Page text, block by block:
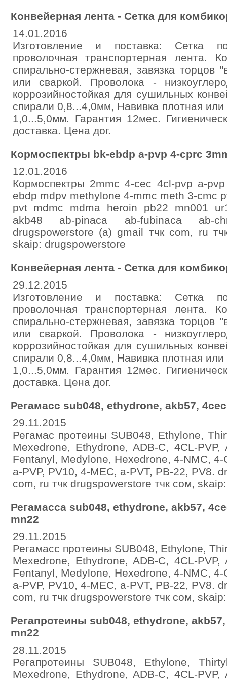
Конвейерная лента - Сетка для
14.01.2016
Изготовление и поставка: Сетка
проволочная транспортерная лента.
спирально-стержневая, завязка торцов
или сваркой. Проволока -
коррозийностойкая для сушильных
спирали 0,8...4,0мм, Навивка плотная
1,0...5,0мм. Гарантия 12мес.
доставка. Цена дог.
Кормоспектры bk-ebdp a-pvp 4-cprc
12.01.2016
Кормоспектры 2mmc 4-cec 4cl-pvp a-
ebdp mdpv methylone 4-mmc meth 3-cmc
pvt mdmc mdma heroin pb22 mn001
akb48 ab-pinaca ab-fubinaca ab-
drugspowerstore (а) gmail тчк com, ru
skаip: drugspowerstore
Конвейерная лента - Сетка для
29.12.2015
Изготовление и поставка: Сетка
проволочная транспортерная лента.
спирально-стержневая, завязка торцов
или сваркой. Проволока -
коррозийностойкая для сушильных
спирали 0,8...4,0мм, Навивка плотная
1,0...5,0мм. Гарантия 12мес.
доставка. Цена дог.
Регамасс sub048, ethydrone, akb57,
29.11.2015
Регамас протеины SUB048, Ethylone,
Mexedrone, Ethydrone, ADB-C, 4CL-PVP,
Fentanyl, Medylone, Hexedrone, 4-NMC,
a-PVP, PV10, 4-MEC, a-PVT, PB-22, PV8.
com, ru тчк drugspowerstore тчк сом,
Регамасса sub048, ethydrone, akb57,
mn22
29.11.2015
Регамасс протеины SUB048, Ethylone,
Mexedrone, Ethydrone, ADB-C, 4CL-PVP,
Fentanyl, Medylone, Hexedrone, 4-NMC,
a-PVP, PV10, 4-MEC, a-PVT, PB-22, PV8.
com, ru тчк drugspowerstore тчк сом,
Регапротеины sub048, ethydrone,
mn22
28.11.2015
Регапротеины SUB048, Ethylone,
Mexedrone, Ethydrone, ADB-C, 4CL-PVP,